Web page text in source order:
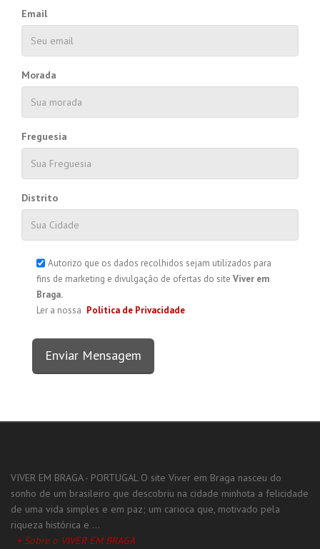
Email
Morada
Freguesia
Distrito
Autorizo que os dados recolhidos sejam utilizados para
fins de marketing e divulgação de ofertas do site Viver em
Braga.
Ler a nossa Política de Privacidade
Enviar Mensagem
VIVER EM BRAGA - PORTUGAL O site Viver em Braga nasceu do
sonho de um brasileiro que descobriu na cidade minhota a felicidade
de uma vida simples e em paz; um carioca que, motivado pela
riqueza histórica e ...
+ Sobre o VIVER EM BRAGA